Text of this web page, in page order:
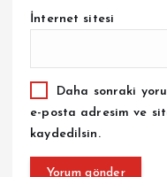
İnternet sitesi
Daha sonraki
e-posta adresim ve
kaydedilsin.